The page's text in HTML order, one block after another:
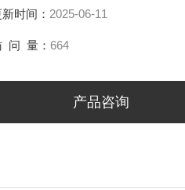
时间： 2025-06-11
问 量： 664
产品咨询